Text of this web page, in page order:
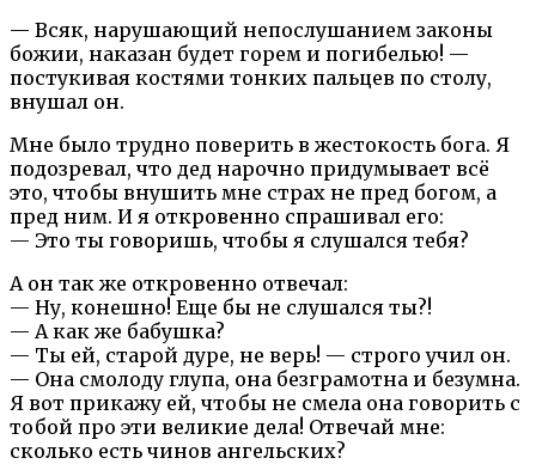
— Всяк, нарушающий непослушанием законы
божии, наказан будет горем и погибелью! —
постукивая костями тонких пальцев по столу,
внушал он.
Мне было трудно поверить в жестокость бога. Я
подозревал, что дед нарочно придумывает всё
это, чтобы внушить мне страх не пред богом, а
пред ним. И я откровенно спрашивал его:
— Это ты говоришь, чтобы я слушался тебя?
А он так же откровенно отвечал:
— Ну, конешно! Еще бы не слушался ты?!
— А как же бабушка?
— Ты ей, старой дуре, не верь! — строго учил он.
— Она смолоду глупа, она безграмотна и безумна.
Я вот прикажу ей, чтобы не смела она говорить с
тобой про эти великие дела! Отвечай мне:
сколько есть чинов ангельских?